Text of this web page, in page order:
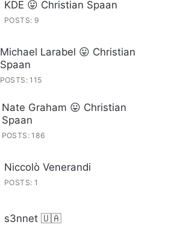
KDE 😛 Christian Spaan
POSTS: 9
Michael Larabel 😛 Christian
Spaan
POSTS: 115
Nate Graham 😛 Christian
Spaan
POSTS: 186
Niccolò Venerandi
POSTS: 1
s3nnet 🇺🇦